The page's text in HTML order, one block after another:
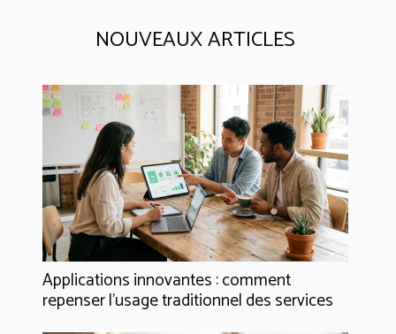
NOUVEAUX ARTICLES
Applications innovantes : comment
repenser l’usage traditionnel des services